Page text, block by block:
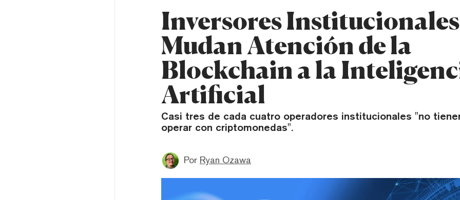
Inversores Institucionales
Mudan Atención de la
Blockchain a la
Artificial
Casi tres de cada cuatro operadores institucionales "no
operar con criptomonedas".
Por Ryan Ozawa